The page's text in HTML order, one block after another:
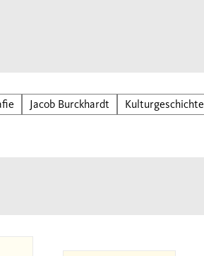
Jacob Burckhardt
Kulturgeschichte